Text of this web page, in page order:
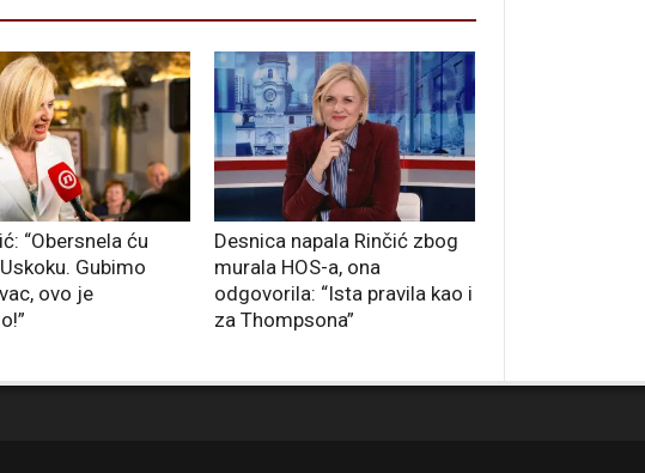
“Obersnela ću
Gubimo
ovo je
Desnica napala Rinčić zbog
murala HOS-a, ona
odgovorila: “Ista pravila kao i
za Thompsona”